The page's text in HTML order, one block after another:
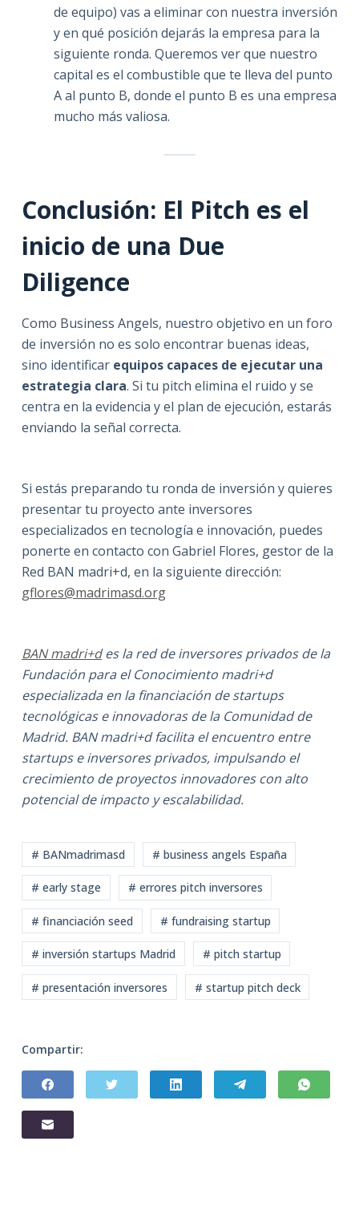
de equipo) vas a eliminar con nuestra inversión
y en qué posición dejarás la empresa para la
siguiente ronda. Queremos ver que nuestro
capital es el combustible que te lleva del punto
A al punto B, donde el punto B es una empresa
mucho más valiosa.
Conclusión: El Pitch es el
inicio de una Due
Diligence
Como Business Angels, nuestro objetivo en un foro
de inversión no es solo encontrar buenas ideas,
sino identificar equipos capaces de ejecutar una
estrategia clara. Si tu pitch elimina el ruido y se
centra en la evidencia y el plan de ejecución, estarás
enviando la señal correcta.
Si estás preparando tu ronda de inversión y quieres
presentar tu proyecto ante inversores
especializados en tecnología e innovación, puedes
ponerte en contacto con Gabriel Flores, gestor de la
Red BAN madri+d, en la siguiente dirección:
gflores@madrimasd.org
BAN madri+des la red de inversores privados de la
Fundación para el Conocimiento madri+d
especializada en la financiación de startups
tecnológicas e innovadoras de la Comunidad de
Madrid. BAN madri+d facilita el encuentro entre
startups e inversores privados, impulsando el
crecimiento de proyectos innovadores con alto
potencial de impacto y escalabilidad.
# BANmadrimasd # business angels España
# early stage # errores pitch inversores
# financiación seed # fundraising startup
# inversión startups Madrid # pitch startup
# presentación inversores # startup pitch deck
Compartir: